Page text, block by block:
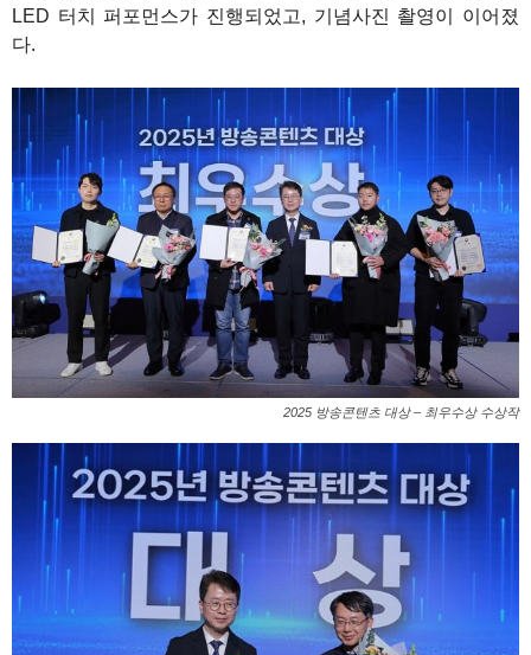
LED 터치 퍼포먼스가 진행되었고, 기념사진 촬영이 이어졌
다.
2025 방송콘텐츠 대상 – 최우수상 수상작